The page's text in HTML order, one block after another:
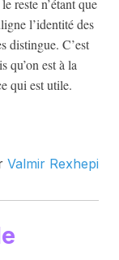
reste n’étant que
l’identité des
distingue. C’est
qu’on est à la
qui est utile.
Valmir Rexhepi